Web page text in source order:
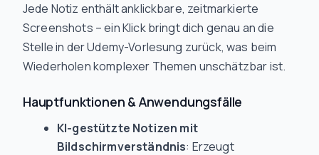
Jede Notiz enthält anklickbare, zeitmarkierte
Screenshots – ein Klick bringt dich genau an die
Stelle in der Udemy-Vorlesung zurück, was beim
Wiederholen komplexer Themen unschätzbar ist.
Hauptfunktionen & Anwendungsfälle
KI-gestützte Notizen mit
Bildschirmverständnis: Erzeugt